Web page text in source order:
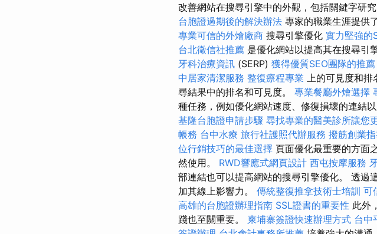
改善網站在搜尋引擎中的外觀，包括關鍵字研
台胞證過期後的解決辦法 專家的職業生涯提供
專業可信的外燴廠商 搜尋引擎優化 實力堅強的
台北徵信社推薦 是優化網站以提高其在搜尋引
牙科治療資訊 (SERP) 獲得優質SEO團隊的推薦
中居家清潔服務 整復療程專業 上的可見度和
尋結果中的排名和可見度。 專業餐廳外燴選擇
種任務，例如優化網站速度、修復損壞的連結
基隆台胞證申請步驟 尋找專業的醫美診所讓您
帳務 台中水療 旅行社護照代辦服務 撥筋創業
位行銷技巧的最佳選擇 頁面優化最重要的方面
然使用。 RWD響應式網頁設計 西屯按摩服務
部連結也可以提高網站的搜尋引擎優化。 透過
加其線上影響力。 傳統整復推拿技術士培訓 可
高雄的台胞證辦理指南 SSL證書的重要性 此外
踐也至關重要。 柬埔寨簽證快速辦理方式 台中